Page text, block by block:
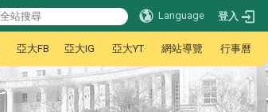
Language 登入
亞大FB 亞大IG 亞大YT 網站導覽 行事曆